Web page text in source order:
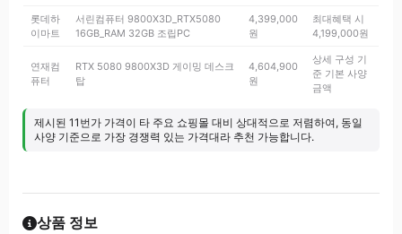
롯데하
이마트
서린컴퓨터 9800X3D_RTX5080
16GB_RAM 32GB 조립PC
4,399,000
원
최대혜택 시
4,199,000원
연재컴
퓨터
RTX 5080 9800X3D 게이밍 데스크
탑
4,604,900
원
상세 구성 기
준 기본 사양
금액
제시된 11번가 가격이 타 주요 쇼핑몰 대비 상대적으로 저렴하여, 동일
사양 기준으로 가장 경쟁력 있는 가격대라 추천 가능합니다.
상품 정보